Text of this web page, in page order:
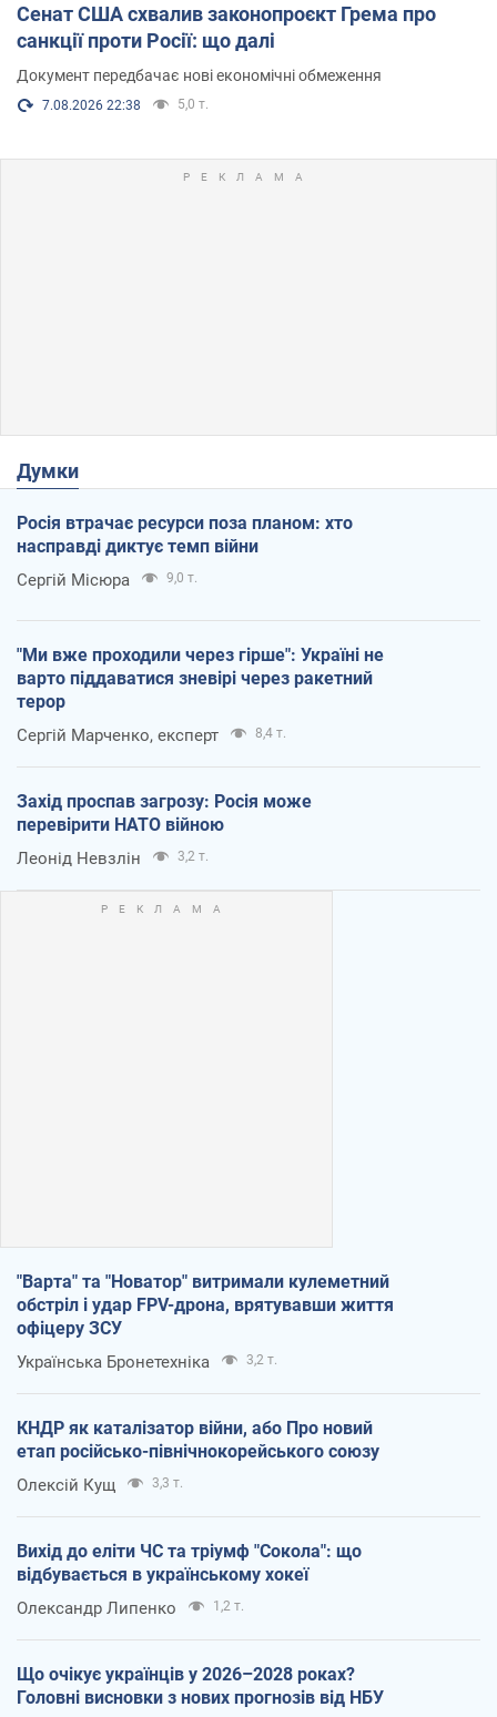
Сенат США схвалив законопроєкт Грема про
санкції проти Росії: що далі
Документ передбачає нові економічні обмеження
7.08.2026 22:38 5,0 т.
Думки
Росія втрачає ресурси поза планом: хто
насправді диктує темп війни
Сергій Місюра 9,0 т.
"Ми вже проходили через гірше": Україні не
варто піддаватися зневірі через ракетний
терор
Сергій Марченко, експерт 8,4 т.
Захід проспав загрозу: Росія може
перевірити НАТО війною
Леонід Невзлін 3,2 т.
"Варта" та "Новатор" витримали кулеметний
обстріл і удар FPV-дрона, врятувавши життя
офіцеру ЗСУ
Українська Бронетехніка 3,2 т.
КНДР як каталізатор війни, або Про новий
етап російсько-північнокорейського союзу
Олексій Кущ 3,3 т.
Вихід до еліти ЧС та тріумф "Сокола": що
відбувається в українському хокеї
Олександр Липенко 1,2 т.
Що очікує українців у 2026–2028 роках?
Головні висновки з нових прогнозів від НБУ